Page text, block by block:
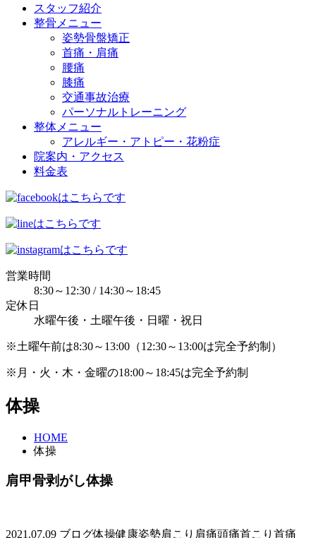
スタッフ紹介
整骨メニュー
姿勢骨盤矯正
首痛・肩痛
腰痛
膝痛
交通事故治療
パーソナルトレーニング
整体メニュー
アレルギー・アトピー・花粉症
院案内・アクセス
料金表
営業時間
8:30～12:30 / 14:30～18:45
定休日
水曜午後・土曜午後・日曜・祝日
※土曜午前は8:30～13:00（12:30～13:00は完全予約制）
※月・火・木・金曜の18:00～18:45は完全予約制
体操
HOME
体操
肩甲骨剥がし体操
2021.07.09 ブログ体操健康姿勢肩こり 肩痛頭痛首こり 首痛